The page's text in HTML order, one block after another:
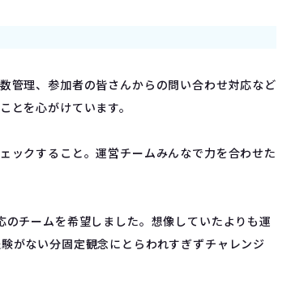
管理、参加者の皆さんからの問い合わせ対応など
とを心がけています。
ックすること。運営チームみんなで力を合わせた
チームを希望しました。想像していたよりも運
がない分固定観念にとらわれすぎずチャレンジ